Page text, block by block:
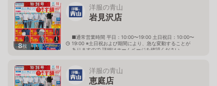
8枚
洋服の青山
岩見沢店
■通常営業時間 平日：10:00〜19:00 土日祝日：10:00〜
19:00 ※土日祝および期間により、急な変動することが
ありますので 詳細はホームページを確認ください
洋服の青山
恵庭店